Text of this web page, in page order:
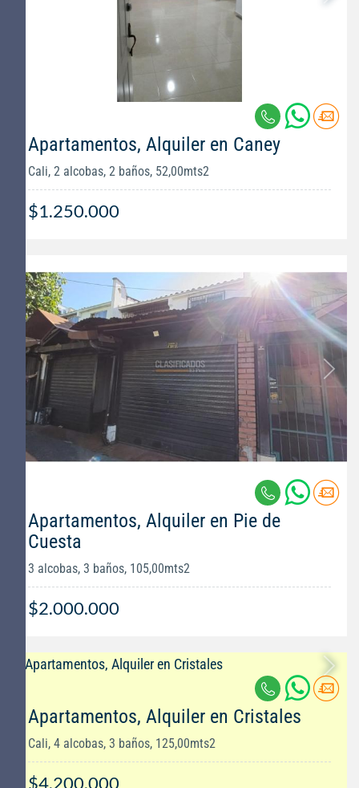
Apartamentos, Alquiler en Caney
Cali, 2 alcobas, 2 baños, 52,00mts2
$1.250.000
Apartamentos, Alquiler en Pie de
Cuesta
3 alcobas, 3 baños, 105,00mts2
$2.000.000
Apartamentos, Alquiler en Cristales
Cali, 4 alcobas, 3 baños, 125,00mts2
$4.200.000